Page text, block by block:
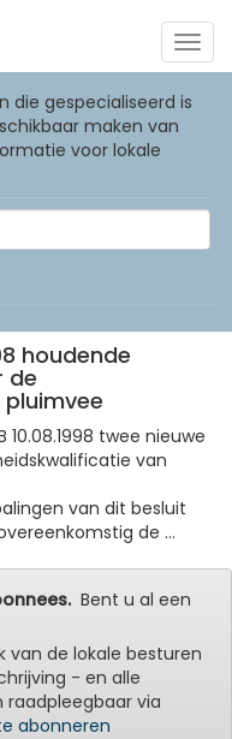
die gespecialiseerd is
maken van
voor lokale
houdende
de
twee nieuwe
van
van dit besluit
de ...
Bent u al een
van de lokale besturen
- en alle
via
abonneren